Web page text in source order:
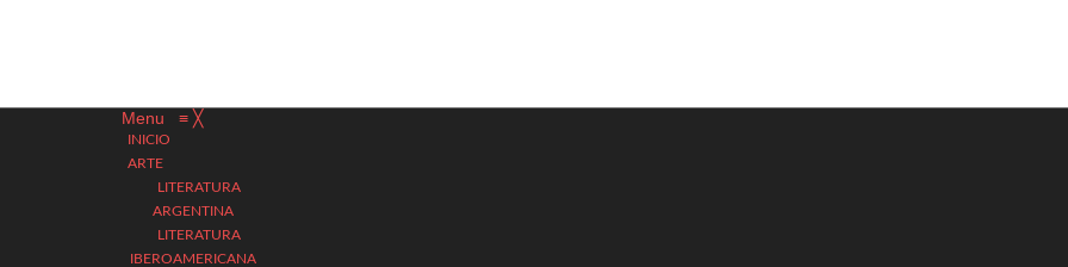
Menu ≡ ╳
INICIO
ARTE
LITERATURA
ARGENTINA
LITERATURA
IBEROAMERICANA